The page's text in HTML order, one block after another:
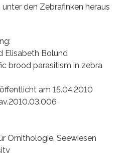
den Zebrafinken heraus
Elisabeth Bolund
brood parasitism in zebra
am 15.04.2010
Ornithologie, Seewiesen